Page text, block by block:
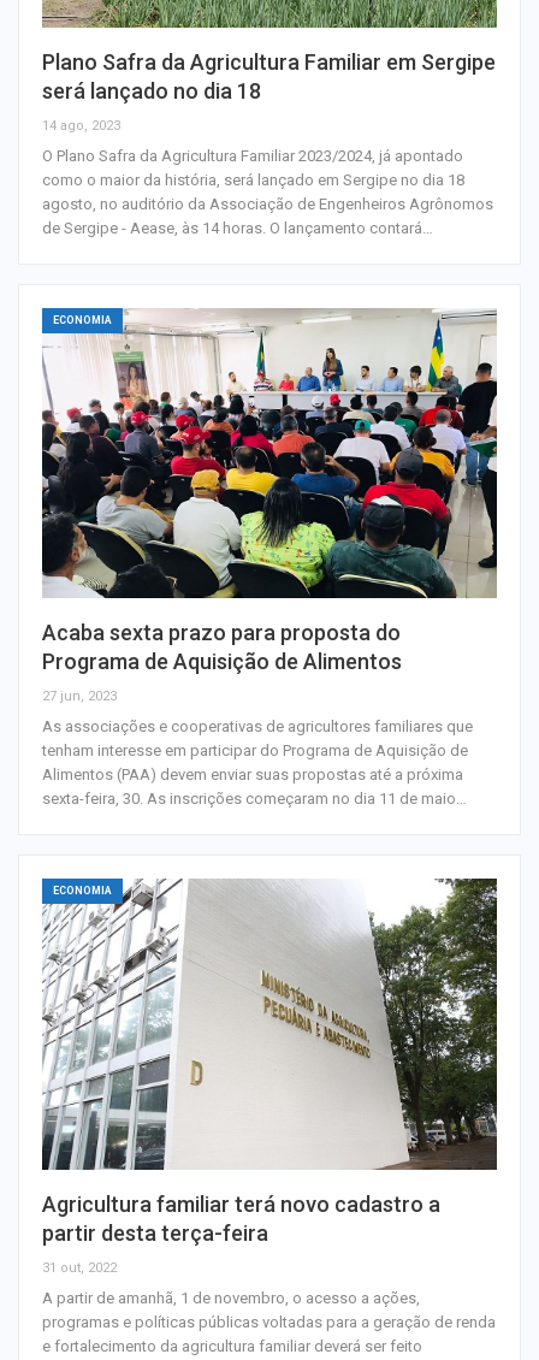
Plano Safra da Agricultura Familiar em Sergipe
será lançado no dia 18
14 ago, 2023
O Plano Safra da Agricultura Familiar 2023/2024, já apontado
como o maior da história, será lançado em Sergipe no dia 18
agosto, no auditório da Associação de Engenheiros Agrônomos
de Sergipe - Aease, às 14 horas. O lançamento contará…
ECONOMIA
Acaba sexta prazo para proposta do
Programa de Aquisição de Alimentos
27 jun, 2023
As associações e cooperativas de agricultores familiares que
tenham interesse em participar do Programa de Aquisição de
Alimentos (PAA) devem enviar suas propostas até a próxima
sexta-feira, 30. As inscrições começaram no dia 11 de maio…
ECONOMIA
Agricultura familiar terá novo cadastro a
partir desta terça-feira
31 out, 2022
A partir de amanhã, 1 de novembro, o acesso a ações,
programas e políticas públicas voltadas para a geração de renda
e fortalecimento da agricultura familiar deverá ser feito